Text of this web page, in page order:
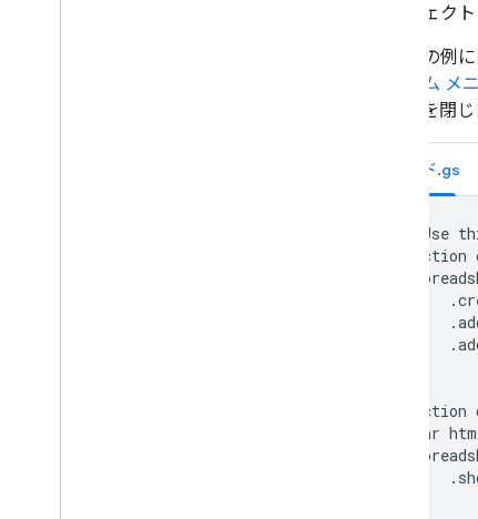
オブジェク
これらの例
カスタム メ
ェースを閉じ
コード.gs
// Use
function
var